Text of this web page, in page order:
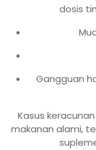
dosis
Gangguan
Kasus
makanan alami,